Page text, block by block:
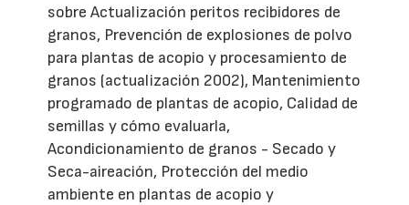
sobre Actualización peritos recibidores de
granos, Prevención de explosiones de polvo
para plantas de acopio y procesamiento de
granos (actualización 2002), Mantenimiento
programado de plantas de acopio, Calidad de
semillas y cómo evaluarla,
Acondicionamiento de granos - Secado y
Seca-aireación, Protección del medio
ambiente en plantas de acopio y